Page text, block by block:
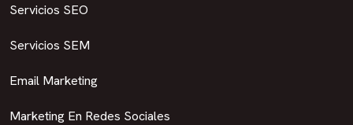
Servicios SEO
Servicios SEM
Email Marketing
Marketing En Redes Sociales